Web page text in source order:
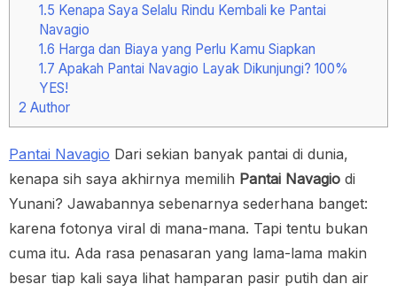
1.5 Kenapa Saya Selalu Rindu Kembali ke Pantai
Navagio
1.6 Harga dan Biaya yang Perlu Kamu Siapkan
1.7 Apakah Pantai Navagio Layak Dikunjungi? 100%
YES!
2 Author
Pantai Navagio Dari sekian banyak pantai di dunia,
kenapa sih saya akhirnya memilih Pantai Navagio di
Yunani? Jawabannya sebenarnya sederhana banget:
karena fotonya viral di mana-mana. Tapi tentu bukan
cuma itu. Ada rasa penasaran yang lama-lama makin
besar tiap kali saya lihat hamparan pasir putih dan air